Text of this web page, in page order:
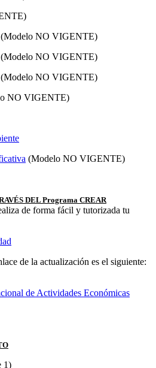
NO VIGENTE)
NO VIGENTE)
NO VIGENTE)
NO VIGENTE)
(Modelo NO VIGENTE)
DEL Programa CREAR
de forma fácil y tutorizada tu
de la actualización es el siguiente:
de Actividades Económicas
1)